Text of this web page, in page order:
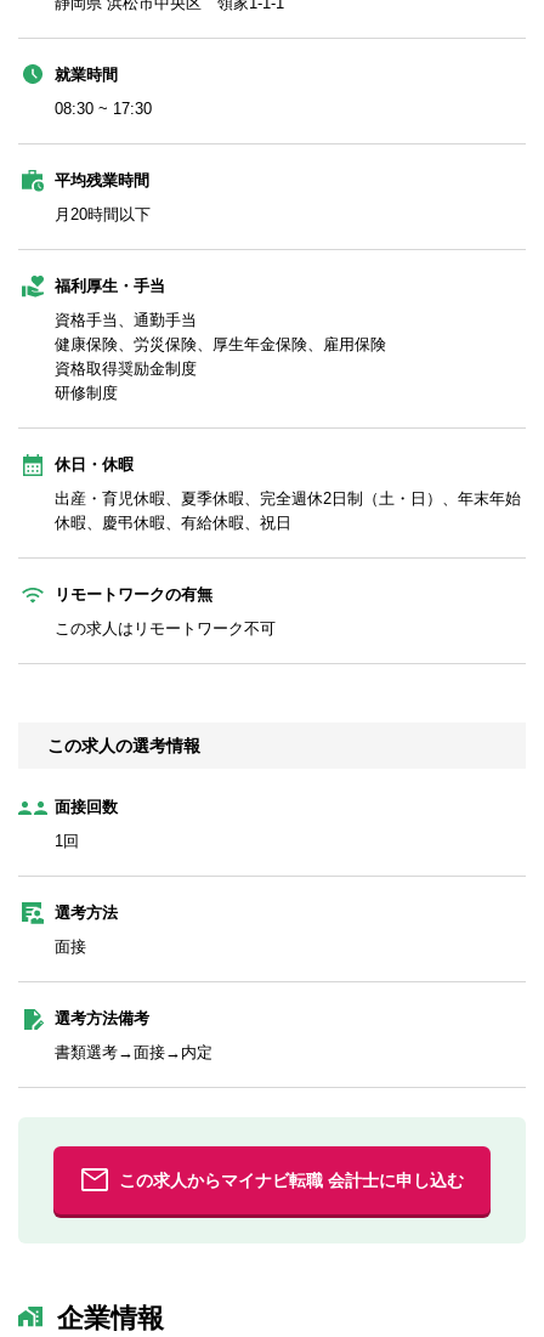
就業時間
08:30 ~ 17:30
平均残業時間
月20時間以下
福利厚生・手当
資格手当、通勤手当
健康保険、労災保険、厚生年金保険、雇用保険
資格取得奨励金制度
研修制度
休日・休暇
出産・育児休暇、夏季休暇、完全週休2日制（土・日）、年末年始
休暇、慶弔休暇、有給休暇、祝日
リモートワークの有無
この求人はリモートワーク不可
この求人の選考情報
面接回数
1回
選考方法
面接
選考方法備考
書類選考→面接→内定
この求人からマイナビ転職 会計士に申し込む
企業情報